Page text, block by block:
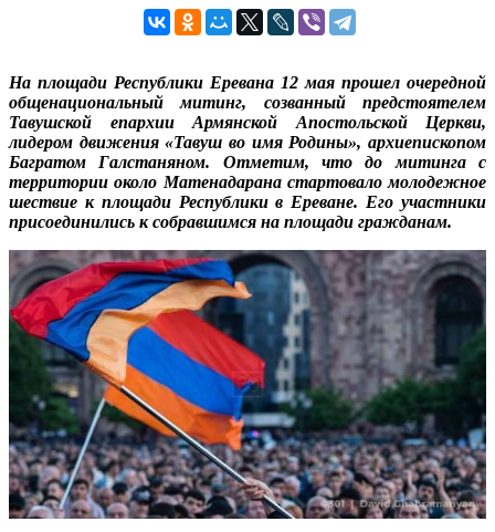
На площади Республики Еревана 12 мая прошел очередной
общенациональный митинг, созванный предстоятелем
Тавушской епархии Армянской Апостольской Церкви,
лидером движения «Тавуш во имя Родины», архиепископом
Багратом Галстаняном. Отметим, что до митинга с
территории около Матенадарана стартовало молодежное
шествие к площади Республики в Ереване. Его участники
присоединились к собравшимся на площади гражданам.